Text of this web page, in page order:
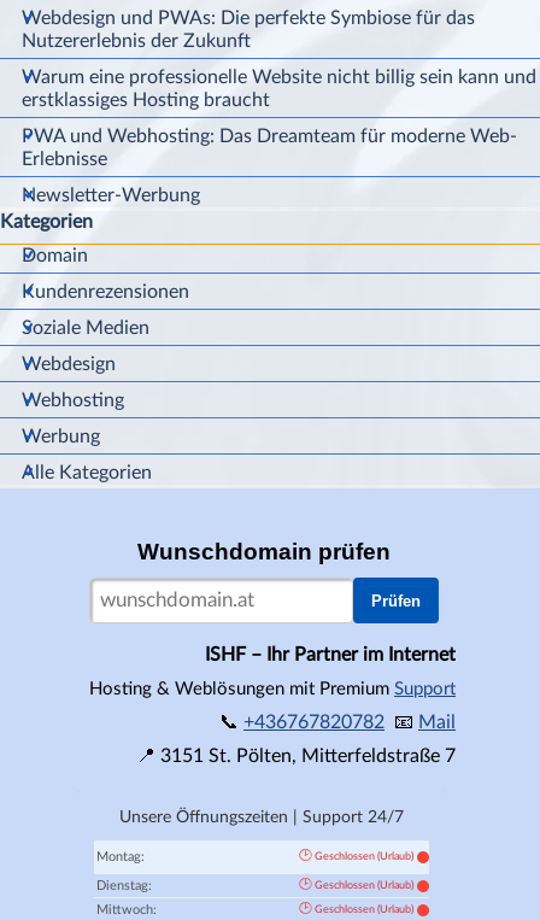
Webdesign und PWAs: Die perfekte Symbiose für das
Nutzererlebnis der Zukunft
Warum eine professionelle Website nicht billig sein kann und
erstklassiges Hosting braucht
PWA und Webhosting: Das Dreamteam für moderne Web-
Erlebnisse
Newsletter-Werbung
Block überspringen Kategorien
Kategorien
Domain
Kundenrezensionen
Soziale Medien
Webdesign
Webhosting
Werbung
Alle Kategorien
Unsere Öffnungszeiten | Support 24/7
Montag: 🕑 Geschlossen (Urlaub)
Dienstag: 🕑 Geschlossen (Urlaub)
Mittwoch: 🕑 Geschlossen (Urlaub)
Wunschdomain prüfen
Prüfen
ISHF – Ihr Partner im Internet
Hosting & Weblösungen mit Premium Support
📞 +436767820782 📧 Mail
📍 3151 St. Pölten, Mitterfeldstraße 7